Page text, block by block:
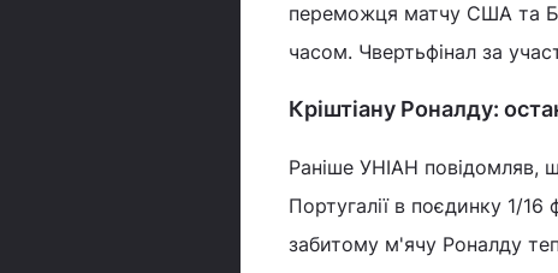
переможця матчу США та
часом. Чвертьфінал за
Кріштіану Роналду:
Раніше УНІАН повідомляв,
Португалії в поєдинку 1/
забитому м'ячу Роналду